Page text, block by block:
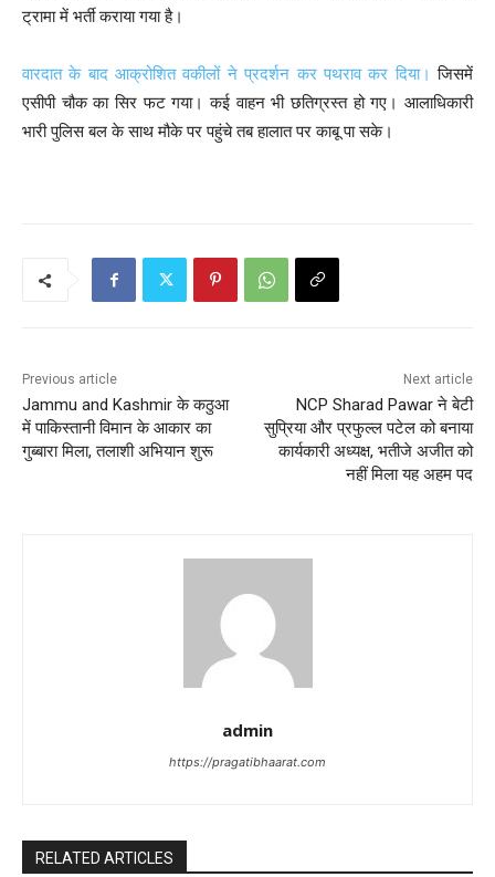
ट्रामा में भर्ती कराया गया है।
वारदात के बाद आक्रोशित वकीलों ने प्रदर्शन कर पथराव कर दिया। जिसमें
एसीपी चौक का सिर फट गया। कई वाहन भी छतिग्रस्त हो गए। आलाधिकारी
भारी पुलिस बल के साथ मौके पर पहुंचे तब हालात पर काबू पा सके।
a
v
Previous article
Jammu and Kashmir के कठुआ
में पाकिस्तानी विमान के आकार का
गुब्बारा मिला, तलाशी अभियान शुरू
Next article
NCP Sharad Pawar ने बेटी
सुप्रिया और प्रफुल्ल पटेल को बनाया
कार्यकारी अध्यक्ष, भतीजे अजीत को
नहीं मिला यह अहम पद
admin
https://pragatibhaarat.com
RELATED ARTICLES